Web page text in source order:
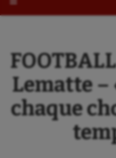
Lematte –
chaque